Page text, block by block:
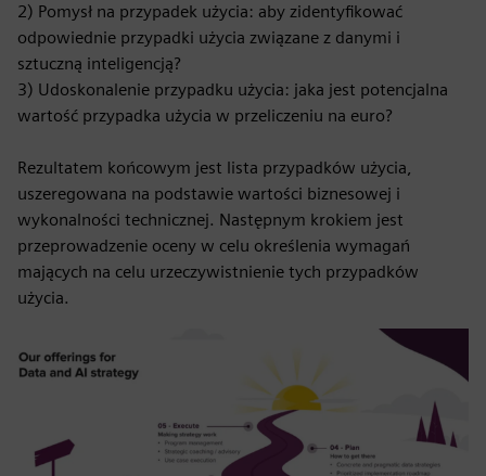
2) Pomysł na przypadek użycia: aby zidentyfikować
odpowiednie przypadki użycia związane z danymi i
sztuczną inteligencją?
3) Udoskonalenie przypadku użycia: jaka jest potencjalna
wartość przypadka użycia w przeliczeniu na euro?
Rezultatem końcowym jest lista przypadków użycia,
uszeregowana na podstawie wartości biznesowej i
wykonalności technicznej. Następnym krokiem jest
przeprowadzenie oceny w celu określenia wymagań
mających na celu urzeczywistnienie tych przypadków
użycia.